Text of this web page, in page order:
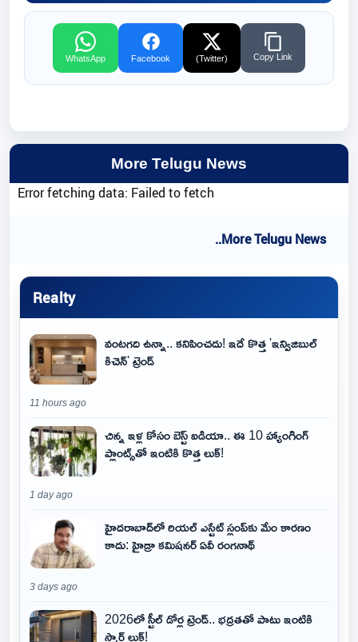
WhatsApp Facebook (Twitter) Copy Link
More Telugu News
Error fetching data: Failed to fetch
..More Telugu News
Realty
వంటగది ఉన్నా.. కనిపించదు! ఇదే కొత్త 'ఇన్విజిబుల్
కిచెన్' ట్రెండ్
11 hours ago
చిన్న ఇళ్ల కోసం బెస్ట్ ఐడియా.. ఈ 10 హ్యాంగింగ్
ప్లాంట్స్‌తో ఇంటికి కొత్త లుక్!
1 day ago
హైదరాబాద్‌లో రియల్ ఎస్టేట్ స్లంప్‌కు మేం కారణం
కాదు: హైడ్రా కమిషనర్ ఏవీ రంగనాథ్
3 days ago
2026లో స్టీల్ డోర్ల ట్రెండ్.. భద్రతతో పాటు ఇంటికి
స్మార్ట్ లుక్!